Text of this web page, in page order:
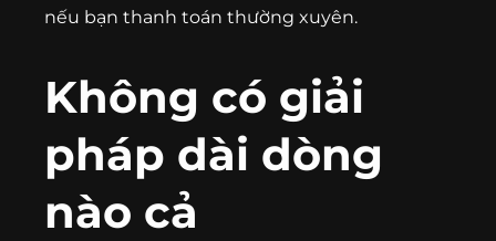
nếu bạn thanh toán thường xuyên.
Không có giải
pháp dài dòng
nào cả